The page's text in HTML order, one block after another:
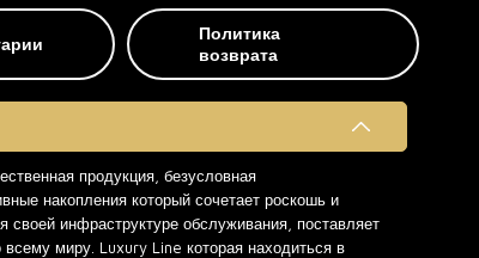
Политика
возврата
продукция, безусловная
накопления который сочетает роскошь и
инфраструктуре обслуживания, поставляет
миру. Luxury Line которая находиться в